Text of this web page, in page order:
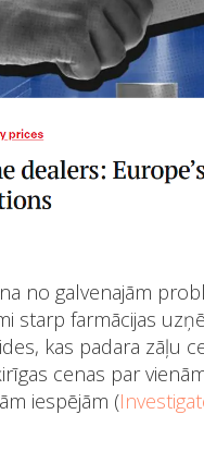
no galvenajām
starp farmācijas
kas padara zāļu
cenas par
iespējām​ (